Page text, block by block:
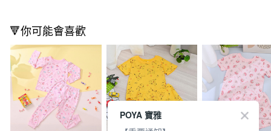
🔻你可能會喜歡
POYA 寶雅